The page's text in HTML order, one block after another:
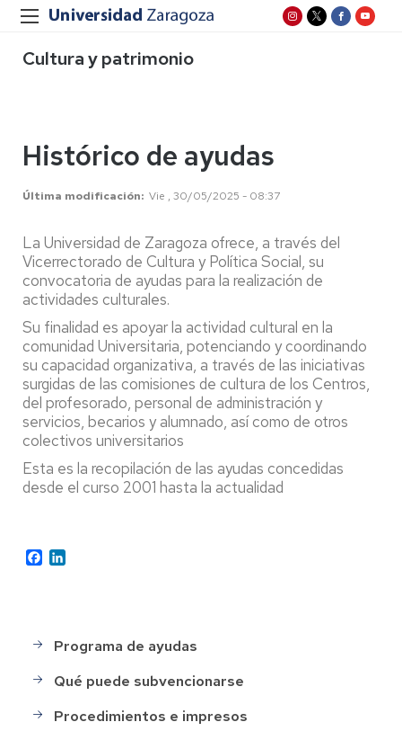
Cultura y patrimonio
Histórico de ayudas
Última modificación Vie , 30/05/2025 - 08:37
La Universidad de Zaragoza ofrece, a través del
Vicerrectorado de Cultura y Política Social, su
convocatoria de ayudas para la realización de
actividades culturales.
Su finalidad es apoyar la actividad cultural en la
comunidad Universitaria, potenciando y coordinando
su capacidad organizativa, a través de las iniciativas
surgidas de las comisiones de cultura de los Centros,
del profesorado, personal de administración y
servicios, becarios y alumnado, así como de otros
colectivos universitarios
Esta es la recopilación de las ayudas concedidas
desde el curso 2001 hasta la actualidad
Facebook
MENÚ
PRINCIPAL
Programa de ayudas
Qué puede subvencionarse
Procedimientos e impresos